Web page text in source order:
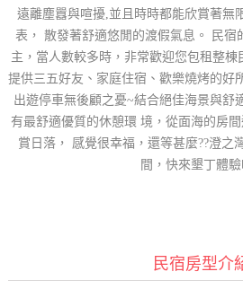
遠離塵囂與喧擾,並且時時都能欣賞著無
表， 散發著舒適悠閒的渡假氣息。 民宿
主，當人數較多時，非常歡迎您包租整棟
提供三五好友、家庭住宿、歡樂燒烤的好
出遊停車無後顧之憂~結合絕佳海景與舒
有最舒適優質的休憩環 境，從面海的房
賞日落， 感覺很幸福，還等甚麼??澄之
間，快來墾丁體
民宿房型介